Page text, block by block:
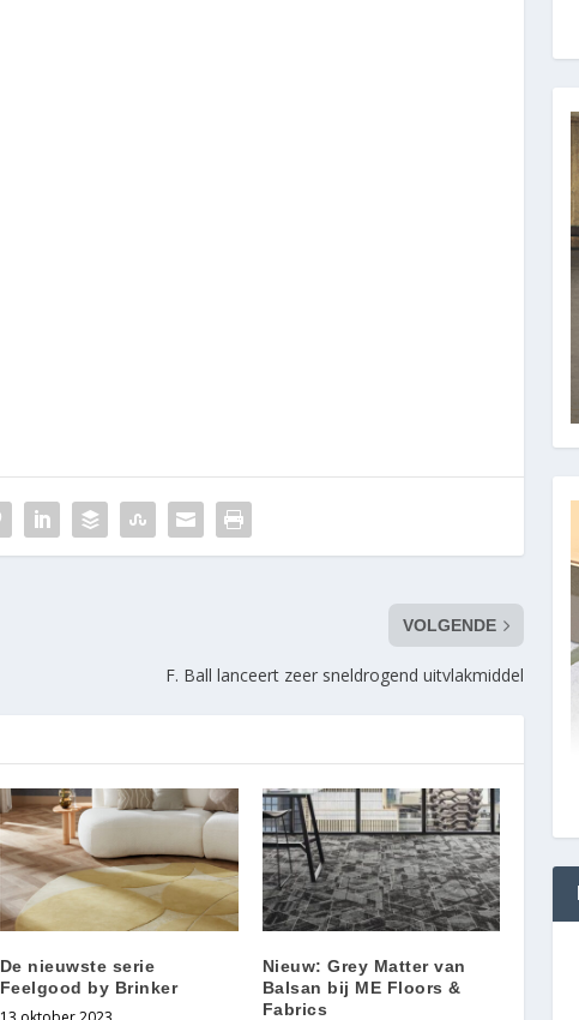
VOLGENDE
F. Ball lanceert zeer sneldrogend uitvlakmiddel
De nieuwste serie
Feelgood by Brinker
Nieuw: Grey Matter van
Balsan bij ME Floors &
Fabrics